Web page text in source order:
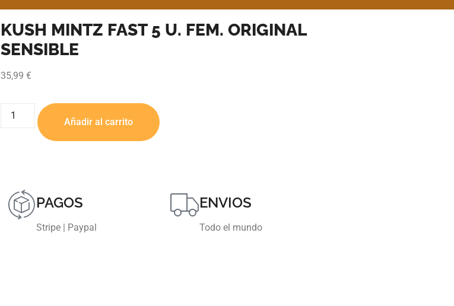
KUSH MINTZ FAST 5 U. FEM. ORIGINAL
SENSIBLE
35,99 €
Añadir al carrito
PAGOS
Stripe | Paypal
ENVIOS
Todo el mundo